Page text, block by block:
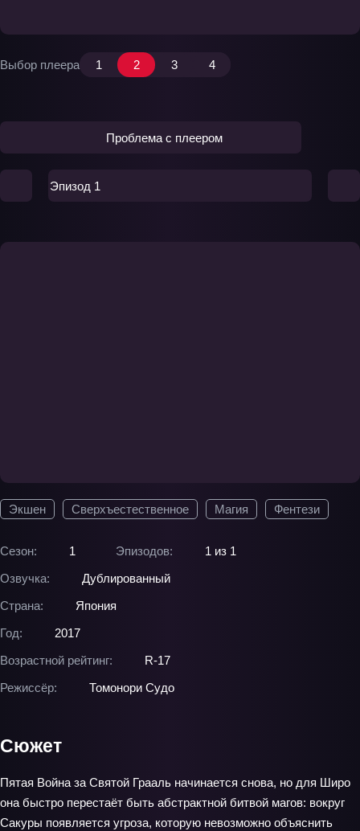
Экшен Сверхъестественное Магия Фентези
Сезон: 1 Эпизодов:
1 из 1
Озвучка:
Дублированный
Страна:
Япония
Год:
2017
Возрастной рейтинг:
R-17
Режиссёр:
Томонори Судо
Выбор плеера 1 2 3 4
Проблема с плеером
Эпизод 1
Сюжет
Пятая Война за Святой Грааль начинается снова, но для Широ
она быстро перестаёт быть абстрактной битвой магов: вокруг
Сакуры появляется угроза, которую невозможно объяснить